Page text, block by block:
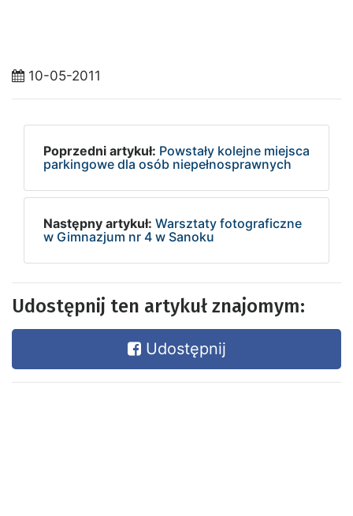
10-05-2011
Poprzedni artykuł: Powstały kolejne miejsca
parkingowe dla osób niepełnosprawnych
Następny artykuł: Warsztaty fotograficzne
w Gimnazjum nr 4 w Sanoku
Udostępnij ten artykuł znajomym:
Udostępnij